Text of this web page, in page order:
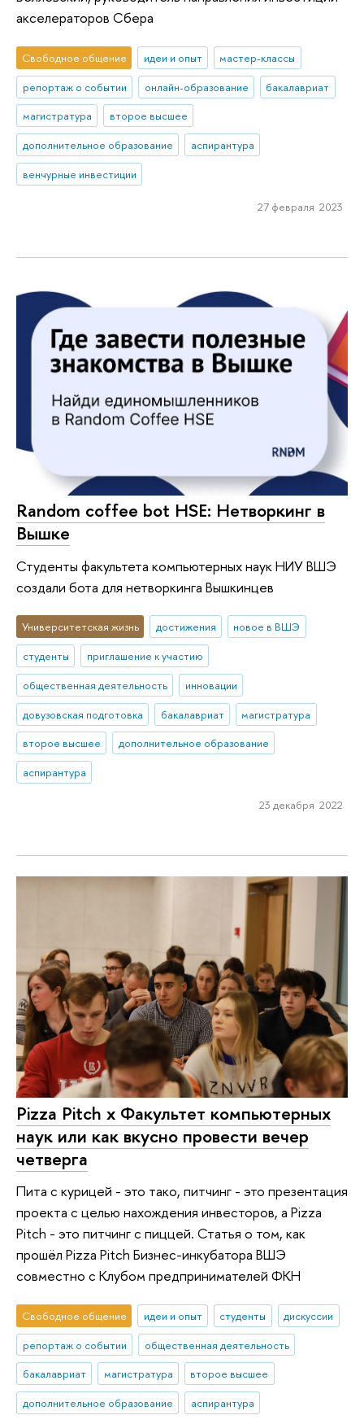
акселераторов Сбера
Свободное общение идеи и опыт
мастер-классы
репортаж о событии
онлайн-образование
бакалавриат
магистратура
второе высшее
дополнительное образование
аспирантура
венчурные инвестиции
27 февраля 2023
Random coffee bot HSE: Нетворкинг в
Вышке
Студенты факультета компьютерных наук НИУ ВШЭ
создали бота для нетворкинга Вышкинцев
Университетская жизнь достижения
новое в ВШЭ
студенты
приглашение к участию
общественная деятельность
инновации
довузовская подготовка
бакалавриат
магистратура
второе высшее
дополнительное образование
аспирантура
23 декабря 2022
Pizza Pitch x Факультет компьютерных
наук или как вкусно провести вечер
четверга
Пита с курицей - это тако, питчинг - это презентация
проекта с целью нахождения инвесторов, а Pizza
Pitch - это питчинг с пиццей. Статья о том, как
прошёл Pizza Pitch Бизнес-инкубатора ВШЭ
совместно с Клубом предпринимателей ФКН
Свободное общение идеи и опыт студенты
дискуссии
репортаж о событии
общественная деятельность
бакалавриат
магистратура
второе высшее
дополнительное образование
аспирантура